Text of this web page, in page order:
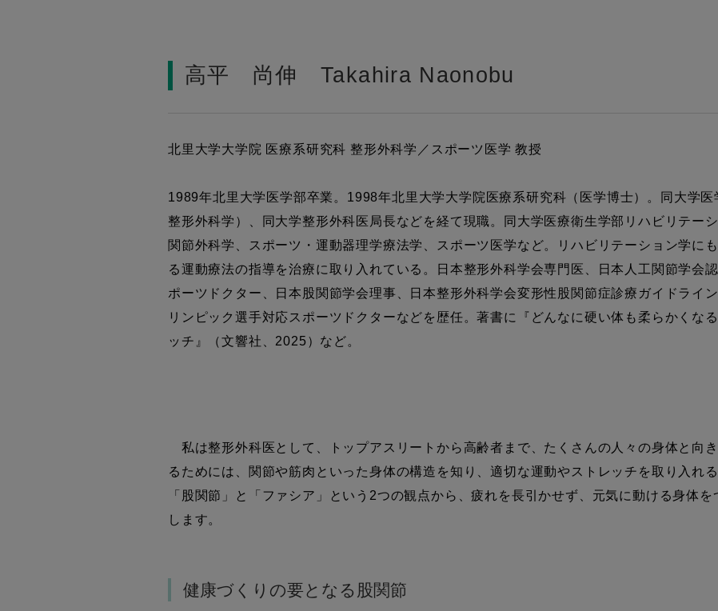
高平 尚伸 Takahira Naonobu
北里大学大学院 医療系研究科 整形外科学／スポーツ医学 教授
1989年北里大学医学部卒業。1998年北里大学大学院医療系研究科（医学博士）。同大学医
整形外科学）、同大学整形外科医局長などを経て現職。同大学医療衛生学部リハビリテー
関節外科学、スポーツ・運動器理学療法学、スポーツ医学など。リハビリテーション学に
る運動療法の指導を治療に取り入れている。日本整形外科学会専門医、日本人工関節学会
ポーツドクター、日本股関節学会理事、日本整形外科学会変形性股関節症診療ガイドライ
リンピック選手対応スポーツドクターなどを歴任。著書に『どんなに硬い体も柔らかくな
ッチ』（文響社、2025）など。
私は整形外科医として、トップアスリートから高齢者まで、たくさんの人々の身体と向
るためには、関節や筋肉といった身体の構造を知り、適切な運動やストレッチを取り入れ
「股関節」と「ファシア」という2つの観点から、疲れを長引かせず、元気に動ける身体
します。
健康づくりの要となる股関節